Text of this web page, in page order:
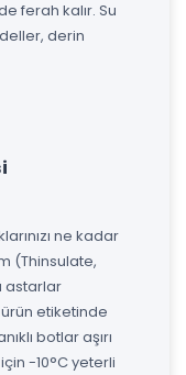
ferah kalır. Su
derin
ne kadar
(Thinsulate,
astarlar
ürün etiketinde
botlar aşırı
-10°C yeterli